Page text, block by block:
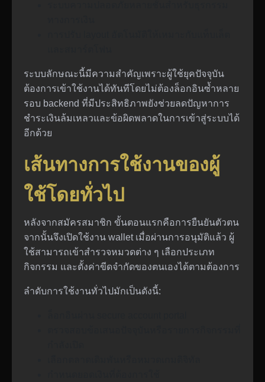
ระบบลักษณะนี้มีความสำคัญเพราะผู้ใช้ยุคปัจจุบัน
ต้องการเข้าใช้งานได้ทันทีโดยไม่ต้องล็อกอินซ้ำหลาย
รอบ backend ที่มีประสิทธิภาพยังช่วยลดปัญหาการ
ชำระเงินล้มเหลวและข้อผิดพลาดในการเข้าสู่ระบบได้
อีกด้วย
เส้นทางการใช้งานของผู้
ใช้โดยทั่วไป
หลังจากสมัครสมาชิก ขั้นตอนแรกคือการยืนยันตัวตน
จากนั้นจึงเปิดใช้งาน wallet เมื่อผ่านการอนุมัติแล้ว ผู้
ใช้สามารถเข้าสำรวจหมวดต่าง ๆ เลือกประเภท
กิจกรรม และตั้งค่าขีดจำกัดของตนเองได้ตามต้องการ
ลำดับการใช้งานทั่วไปมักเป็นดังนี้: